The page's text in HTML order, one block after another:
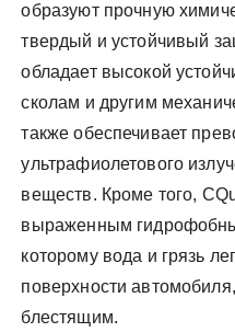
образуют прочную
твердый и устойчивый
обладает высокой
сколам и другим
также обеспечивает
ультрафиолетового
веществ. Кроме того,
выраженным
которому вода и грязь
поверхности
блестящим.